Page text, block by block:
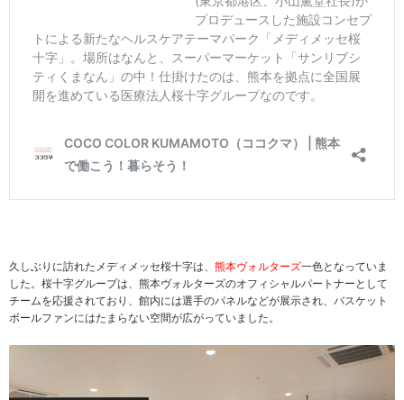
久しぶりに訪れたメディメッセ桜十字は、 熊本ヴォルターズ一色となっていま
した。桜十字グループは、熊本ヴォルターズのオフィシャルパートナーとして
チームを応援されており、館内には選手のパネルなどが展示され、バスケット
ボールファンにはたまらない空間が広がっていました。